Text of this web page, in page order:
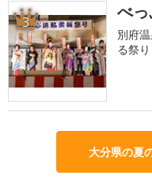
3 べ
別府
る祭り
大分県の夏